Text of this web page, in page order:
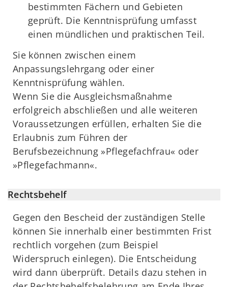
bestimmten Fächern und Gebieten
geprüft. Die Kenntnisprüfung umfasst
einen mündlichen und praktischen Teil.
Sie können zwischen einem
Anpassungslehrgang oder einer
Kenntnisprüfung wählen.
Wenn Sie die Ausgleichsmaßnahme
erfolgreich abschließen und alle weiteren
Voraussetzungen erfüllen, erhalten Sie die
Erlaubnis zum Führen der
Berufsbezeichnung »Pflegefachfrau« oder
»Pflegefachmann«.
Rechtsbehelf
Gegen den Bescheid der zuständigen Stelle
können Sie innerhalb einer bestimmten Frist
rechtlich vorgehen (zum Beispiel
Widerspruch einlegen). Die Entscheidung
wird dann überprüft. Details dazu stehen in